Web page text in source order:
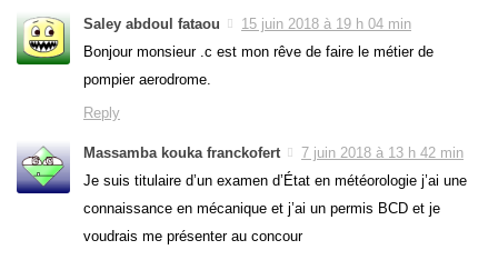
Saley abdoul fataou
15 juin 2018 à 19 h 04 min
Bonjour monsieur .c est mon rêve de faire le métier de
pompier aerodrome.
Reply
Massamba kouka franckofert
7 juin 2018 à 13 h 42 min
Je suis titulaire d’un examen d’État en météorologie j’ai une
connaissance en mécanique et j’ai un permis BCD et je
voudrais me présenter au concour